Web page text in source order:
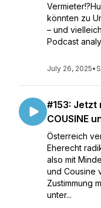
könnten zu
– und
Podcast
July 26, 2025•
#153: Jetzt
COUSINE
Österreich
Eherecht
also mit
und Cousine
Zustimmung
unter...